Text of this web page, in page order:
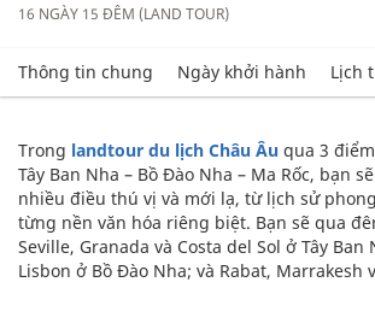
16 NGÀY 15 ĐÊM (LAND TOUR)
Thông tin chung Ngày khởi hành Lịch
Trong landtour du lịch Châu Âu qua 3
Tây Ban Nha – Bồ Đào Nha – Ma Rốc, bạn
nhiều điều thú vị và mới lạ, từ lịch sử
từng nền văn hóa riêng biệt. Bạn sẽ qua
Seville, Granada và Costa del Sol ở Tây Ban
Lisbon ở Bồ Đào Nha; và Rabat, Marrakesh